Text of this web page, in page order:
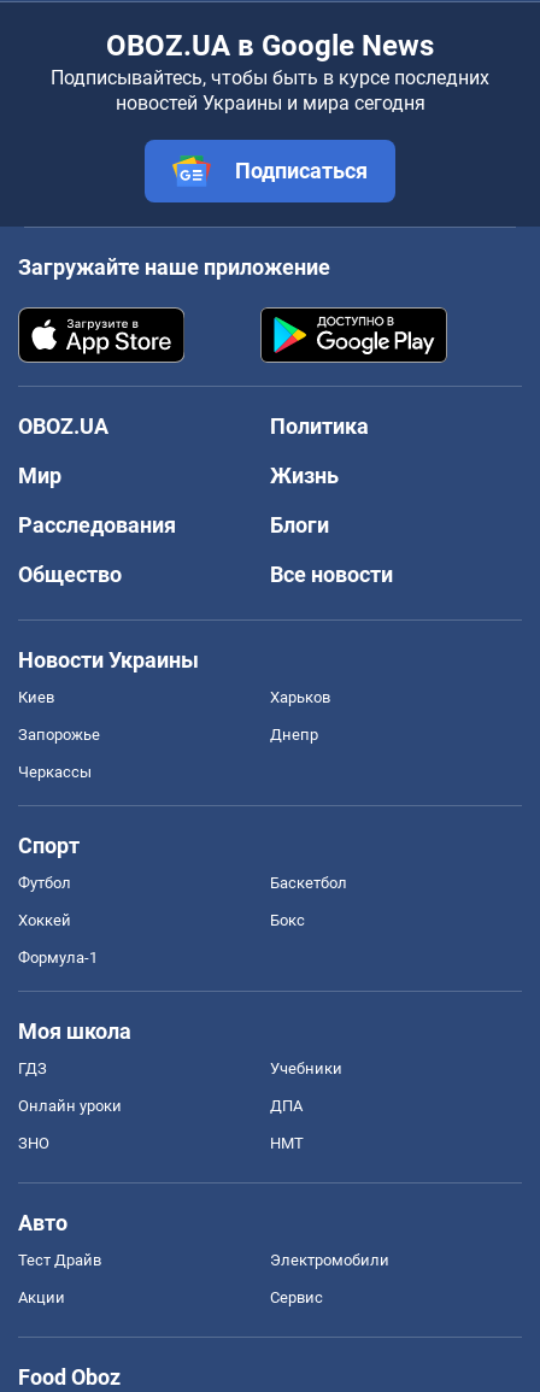
OBOZ.UA в Google News
Подписывайтесь, чтобы быть в курсе последних
новостей Украины и мира сегодня
Подписаться
Загружайте наше приложение
OBOZ.UA
Политика
Мир
Жизнь
Расследования
Блоги
Общество
Все новости
Новости Украины
Киев Харьков
Запорожье Днепр
Черкассы
Спорт
Футбол Баскетбол
Хоккей Бокс
Формула-1
Моя школа
ГДЗ Учебники
Онлайн уроки ДПА
ЗНО НМТ
Авто
Тест Драйв Электромобили
Акции Сервис
Food Oboz